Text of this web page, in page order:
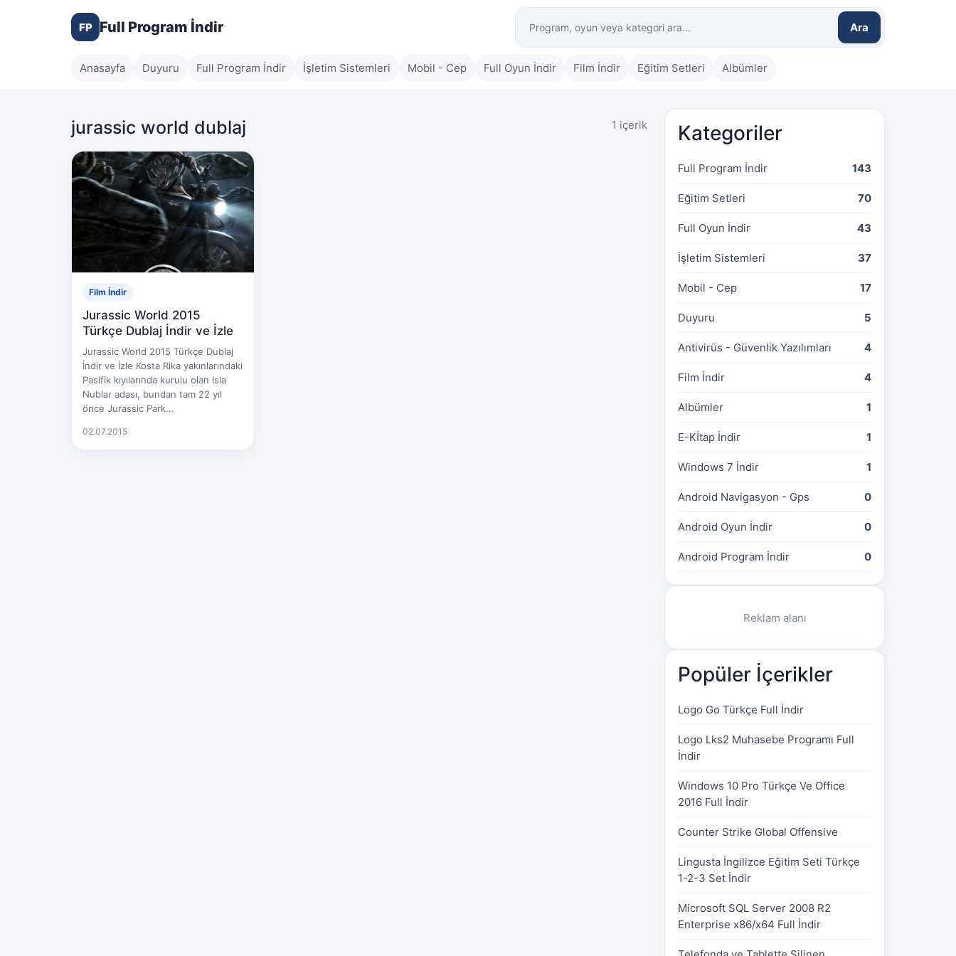
FP Full Program İndir Ara
Anasayfa Duyuru Full Program İndir İşletim Sistemleri Mobil - Cep Full Oyun İndir Film İndir Eğitim Setleri Albümler
jurassic world dublaj 1 içerik
Film İndir
Jurassic World 2015
Türkçe Dublaj İndir ve İzle
Jurassic World 2015 Türkçe Dublaj
İndir ve İzle Kosta Rika yakınlarındaki
Pasifik kıyılarında kurulu olan Isla
Nublar adası, bundan tam 22 yıl
önce Jurassic Park...
02.07.2015
Kategoriler
Full Program İndir 143
Eğitim Setleri 70
Full Oyun İndir 43
İşletim Sistemleri 37
Mobil - Cep 17
Duyuru 5
Antivirüs - Güvenlik Yazılımları 4
Film İndir 4
Albümler 1
E-Kİtap İndir 1
Windows 7 İndir 1
Android Navigasyon - Gps 0
Android Oyun İndir 0
Android Program İndir 0
Reklam alanı
Popüler İçerikler
Logo Go Türkçe Full İndir
Logo Lks2 Muhasebe Programı Full
İndir
Windows 10 Pro Türkçe Ve Office
2016 Full İndir
Counter Strike Global Offensive
Lingusta İngilizce Eğitim Seti Türkçe
1-2-3 Set İndir
Microsoft SQL Server 2008 R2
Enterprise x86/x64 Full İndir